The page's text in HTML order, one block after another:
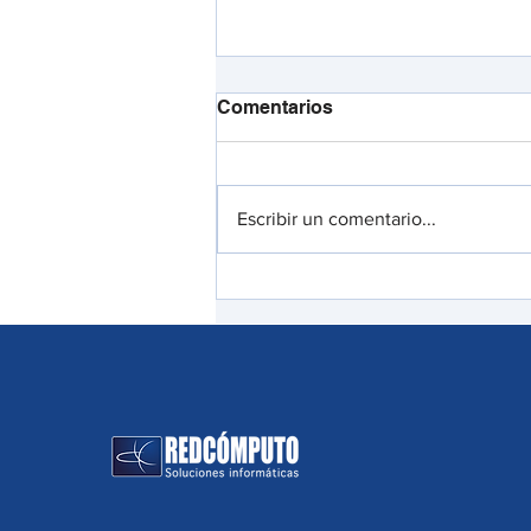
Comentarios
Escribir un comentario...